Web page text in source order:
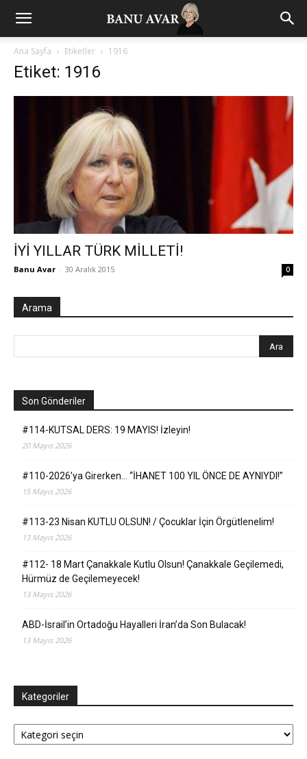
Ana Sayfa Etiketler 1916
Etiket: 1916
İYİ YILLAR TÜRK MİLLETİ!
Banu Avar - 30 Aralık 2015 0
Arama
Son Gönderiler
#114-KUTSAL DERS: 19 MAYIS! İzleyin!
20 Mayıs 2026
#110-2026’ya Girerken… “İHANET 100 YIL ÖNCE DE AYNIYDI!”
15 Mayıs 2026
#113-23 Nisan KUTLU OLSUN! / Çocuklar İçin Örgütlenelim!
13 Mayıs 2026
#112- 18 Mart Çanakkale Kutlu Olsun! Çanakkale Geçilemedi,
Hürmüz de Geçilemeyecek!
13 Mayıs 2026
ABD-İsrail’in Ortadoğu Hayalleri İran’da Son Bulacak!
13 Mayıs 2026
Kategoriler
Kategoriler